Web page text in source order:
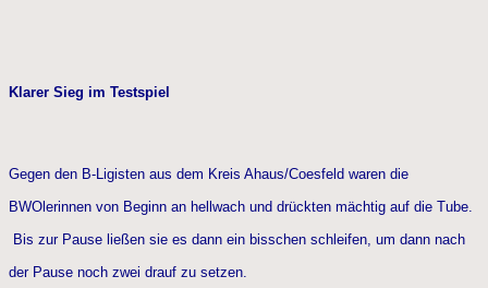
Klarer Sieg im Testspiel
Gegen den B-Ligisten aus dem Kreis Ahaus/Coesfeld waren die
BWOlerinnen von Beginn an hellwach und drückten mächtig auf die Tube.
Bis zur Pause ließen sie es dann ein bisschen schleifen, um dann nach
der Pause noch zwei drauf zu setzen.